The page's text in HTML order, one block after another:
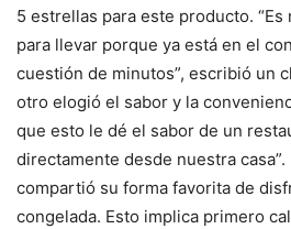
5 estrellas para este producto.
para llevar porque ya está en el
cuestión de minutos”, escribió un
otro elogió el sabor y la
que esto le dé el sabor de un
directamente desde nuestra
compartió su forma favorita de
congelada. Esto implica primero